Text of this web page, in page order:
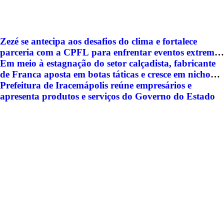
Zezé se antecipa aos desafios do clima e fortalece
parceria com a CPFL para enfrentar eventos extremos
em Hortolândia
Em meio à estagnação do setor calçadista, fabricante
de Franca aposta em botas táticas e cresce em nicho
especializado
Prefeitura de Iracemápolis reúne empresários e
apresenta produtos e serviços do Governo do Estado